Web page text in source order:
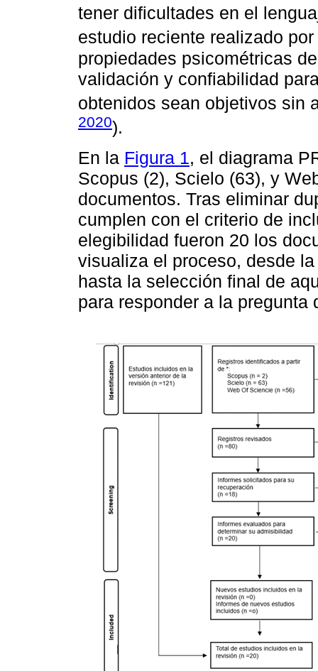
tener dificultades en el
estudio reciente realizado por
propiedades psicométricas
validación y confiabilidad
obtenidos sean objetivos sin
2020).
En la Figura 1, el diagrama
Scopus (2), Scielo (63), y
documentos. Tras eliminar
cumplen con el criterio de
elegibilidad fueron 20 los
visualiza el proceso, desde
hasta la selección final de
para responder a la